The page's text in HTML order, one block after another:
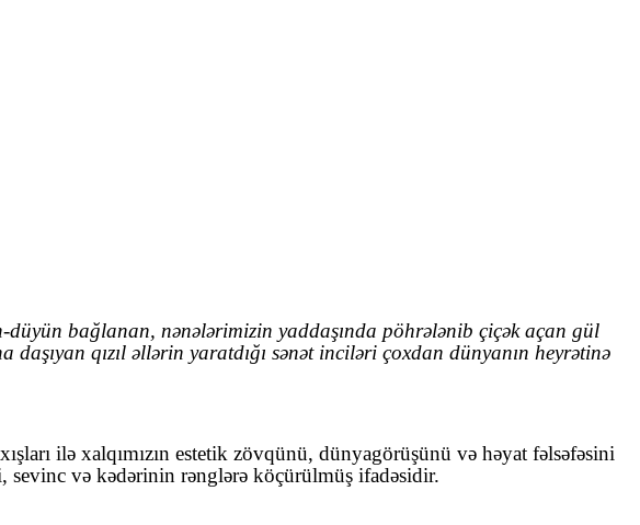
bağlanan, nənələrimizin yaddaşında pöhrələnib çiçək açan gül
qızıl əllərin yaratdığı sənət inciləri çoxdan dünyanın heyrətinə
ilə xalqımızın estetik zövqünü, dünyagörüşünü və həyat fəlsəfəsini
sevinc və kədərinin rənglərə köçürülmüş ifadəsidir.